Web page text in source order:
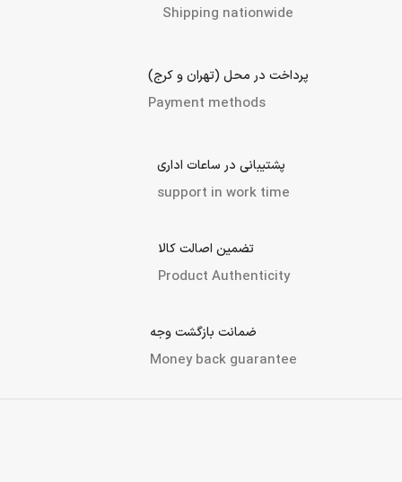
دوره‌ای توصیه می‌شود.
۴. آیا باتری‌های لیتیومی بهتر از باتری‌های سرب
باتری‌های لیتیومی عموماً سبک‌تر و با عمر طولانی‌تری هستند، اما
باتری‌های سرب اسید معمولاً قیمت پایین‌تری دارند و به راحتی در
Shipping nationwide